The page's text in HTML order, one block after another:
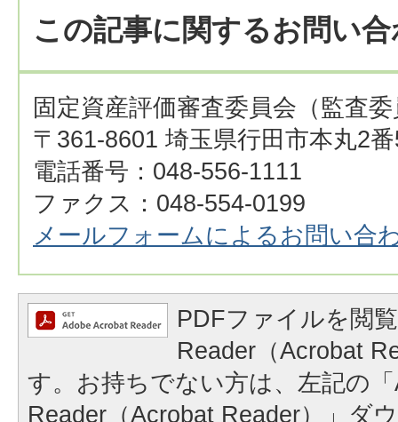
この記事に関するお問い
固定資産評価審査委員会（監査
〒361-8601 埼玉県行田市本丸2
電話番号：048-556-1111
ファクス：048-554-0199
メールフォームによるお問い合
PDFファイルを閲
Reader（Acrobat
す。お持ちでない方は、左記の
Reader（Acrobat Reader）」ダ